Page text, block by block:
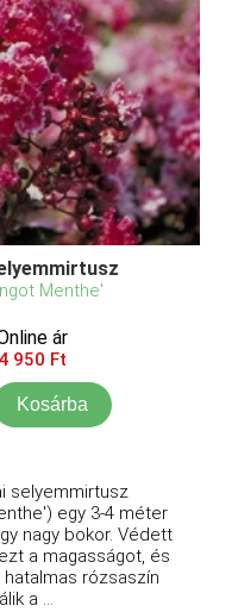
Menthe'
ár
4 950 Ft
Kosárba
selyemmirtusz
egy 3-4 méter
nagy bokor. Védett
a magasságot, és
rózsaszín
a ...